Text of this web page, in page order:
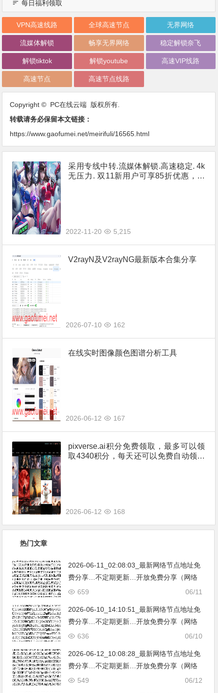
每日福利领取
VPN高速线路 全球高速节点 无界网络
流媒体解锁 畅享无界网络 稳定解锁奈飞
解锁tiktok 解锁youtube 高速VIP线路
高速节点 高速节点线路
Copyright © PC在线云端 版权所有.
转载请务必保留本文链接：
https://www.gaofumei.net/meirifuli/16565.html
采用专线中转.流媒体解锁.高速稳定. 4k
无压力. 双11新用户可享85折优惠，优
2022-11-20 5,215
V2rayN及V2rayNG最新版本合集分享
2026-07-10 162
在线实时图像颜色图谱分析工具
2026-06-12 167
pixverse.ai积分免费领取，最多可以领
取4340积分，每天还可以免费自动领取
2026-06-12 168
热门文章
2026-06-11_02:08:03_最新网络节点地址免
费分享…不定期更新…开放免费分享（网络
免费节点香港|日本|韩国|新加坡|台湾|马来西
06/11
659
2026-06-10_14:10:51_最新网络节点地址免
费分享…不定期更新…开放免费分享（网络
免费节点香港|日本|韩国|新加坡|台湾|马来西
06/10
636
2026-06-12_10:08:28_最新网络节点地址免
费分享…不定期更新…开放免费分享（网络
免费节点香港|日本|韩国|新加坡|台湾|马来西
06/12
549